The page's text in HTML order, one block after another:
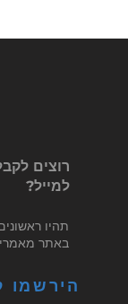
רוצים
למייל?
תהיו
באתר
הירשמו